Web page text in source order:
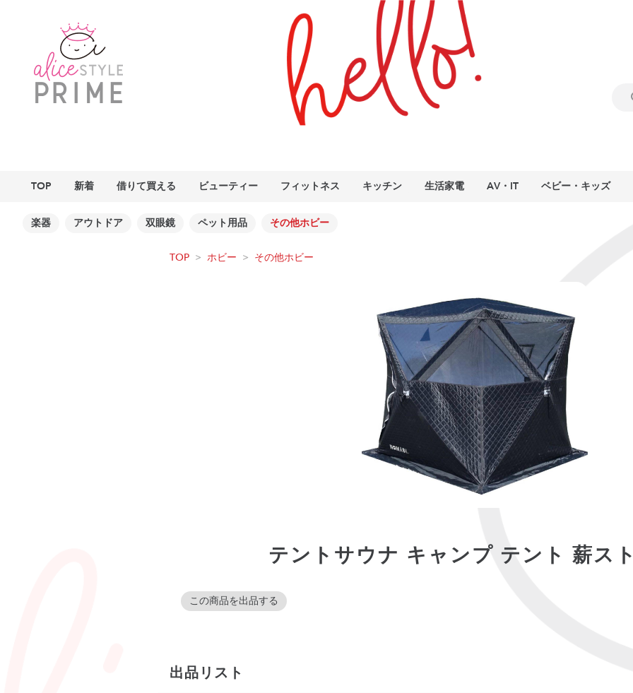
TOP 新着 借りて買える ビューティー フィットネス キッチン 生活家電 AV・IT ベビー・キッズ
楽器 アウトドア 双眼鏡 ペット用品 その他ホビー
TOP > ホビー > その他ホビー
テントサウナ キャンプ テント 薪ス
この商品を出品する
出品リスト